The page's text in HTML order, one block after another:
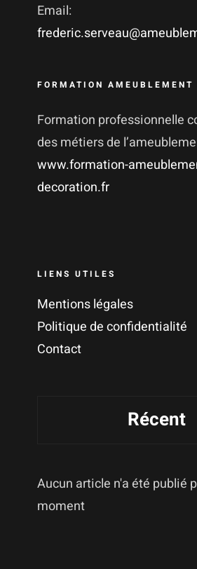
Email:
FORMATION AMEUBLEMENT
Formation professionnelle
des métiers de
www.formation-
decoration.fr
LIENS UTILES
Mentions légales
Politique de confidentialité
Contact
Récent
Aucun article n'a été publié
moment